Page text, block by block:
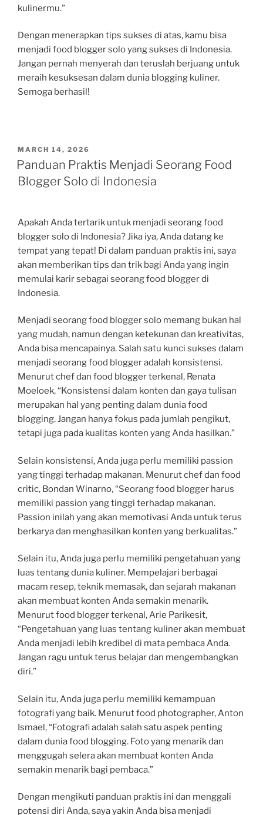
kulinermu.”
Dengan menerapkan tips sukses di atas, kamu bisa
menjadi food blogger solo yang sukses di Indonesia.
Jangan pernah menyerah dan teruslah berjuang untuk
meraih kesuksesan dalam dunia blogging kuliner.
Semoga berhasil!
POSTED
ON
MARCH 14, 2026
Panduan Praktis Menjadi Seorang Food
Blogger Solo di Indonesia
Apakah Anda tertarik untuk menjadi seorang food
blogger solo di Indonesia? Jika iya, Anda datang ke
tempat yang tepat! Di dalam panduan praktis ini, saya
akan memberikan tips dan trik bagi Anda yang ingin
memulai karir sebagai seorang food blogger di
Indonesia.
Menjadi seorang food blogger solo memang bukan hal
yang mudah, namun dengan ketekunan dan kreativitas,
Anda bisa mencapainya. Salah satu kunci sukses dalam
menjadi seorang food blogger adalah konsistensi.
Menurut chef dan food blogger terkenal, Renata
Moeloek, “Konsistensi dalam konten dan gaya tulisan
merupakan hal yang penting dalam dunia food
blogging. Jangan hanya fokus pada jumlah pengikut,
tetapi juga pada kualitas konten yang Anda hasilkan.”
Selain konsistensi, Anda juga perlu memiliki passion
yang tinggi terhadap makanan. Menurut chef dan food
critic, Bondan Winarno, “Seorang food blogger harus
memiliki passion yang tinggi terhadap makanan.
Passion inilah yang akan memotivasi Anda untuk terus
berkarya dan menghasilkan konten yang berkualitas.”
Selain itu, Anda juga perlu memiliki pengetahuan yang
luas tentang dunia kuliner. Mempelajari berbagai
macam resep, teknik memasak, dan sejarah makanan
akan membuat konten Anda semakin menarik.
Menurut food blogger terkenal, Arie Parikesit,
“Pengetahuan yang luas tentang kuliner akan membuat
Anda menjadi lebih kredibel di mata pembaca Anda.
Jangan ragu untuk terus belajar dan mengembangkan
diri.”
Selain itu, Anda juga perlu memiliki kemampuan
fotografi yang baik. Menurut food photographer, Anton
Ismael, “Fotografi adalah salah satu aspek penting
dalam dunia food blogging. Foto yang menarik dan
menggugah selera akan membuat konten Anda
semakin menarik bagi pembaca.”
Dengan mengikuti panduan praktis ini dan menggali
potensi diri Anda, saya yakin Anda bisa menjadi